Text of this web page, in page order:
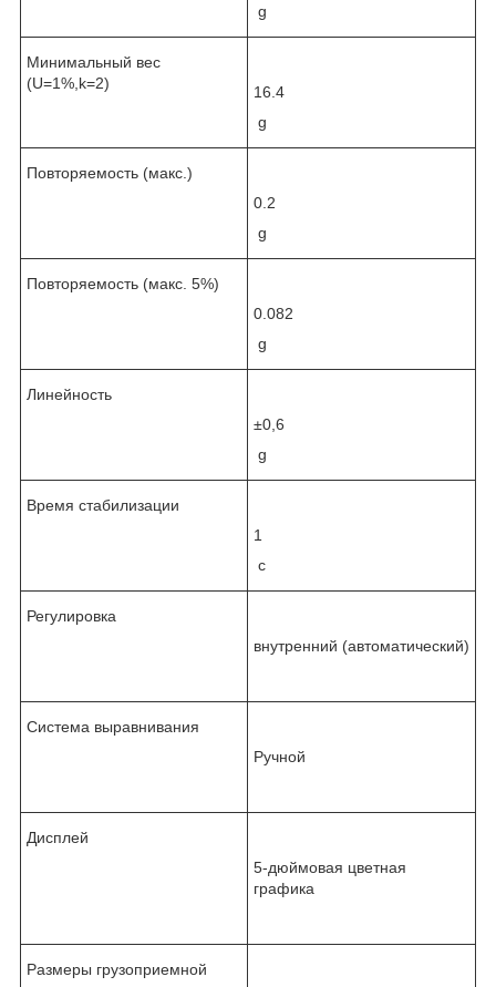
g
Минимальный вес
(U=1%,k=2)
16.4
g
Повторяемость (макс.)
0.2
g
Повторяемость (макс. 5%)
0.082
g
Линейность
±0,6
g
Время стабилизации
1
с
Регулировка
внутренний (автоматический)
Система выравнивания
Ручной
Дисплей
5-дюймовая цветная
графика
Размеры грузоприемной